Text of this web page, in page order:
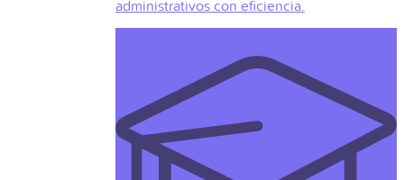
administrativos con eficiencia.